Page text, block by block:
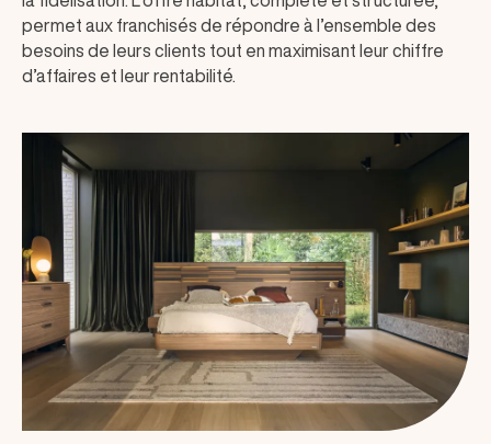
permet aux franchisés de répondre à l’ensemble des
besoins de leurs clients tout en maximisant leur chiffre
d’affaires et leur rentabilité.